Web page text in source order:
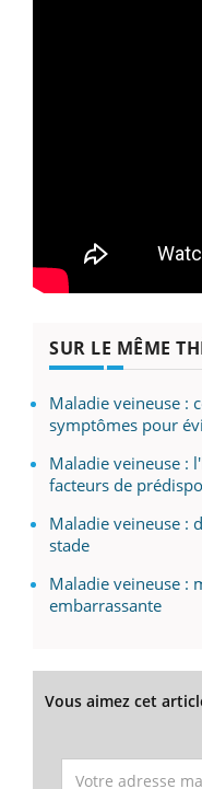
SUR LE MÊME
Maladie veineuse :
symptômes pour
Maladie veineuse :
facteurs de
Maladie veineuse :
stade
Maladie veineuse :
embarrassante
Vous aimez cet